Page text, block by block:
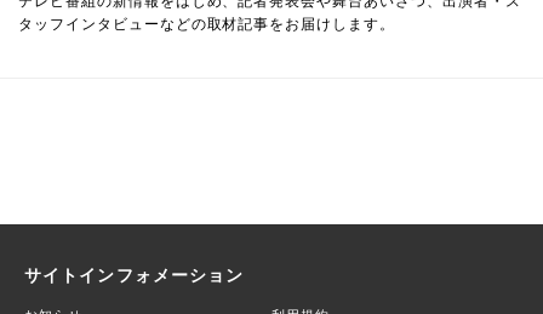
タッフインタビューなどの取材記事をお届けします。
サイトインフォメーション